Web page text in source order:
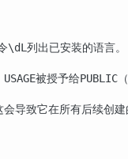
\dL 列出已安装的语言。
USAGE被授予给PUBLIC
导致它在所有后续创建